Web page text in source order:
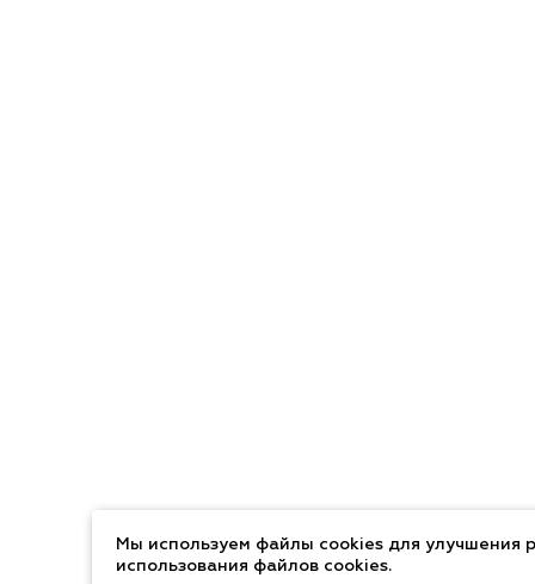
Мы используем файлы cookies для улучшения
использования файлов cookies.